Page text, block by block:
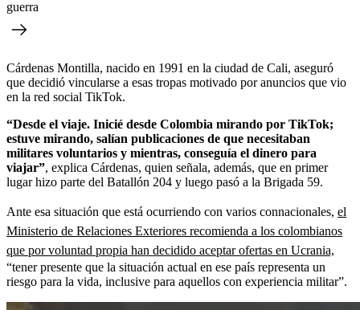
guerra
Cárdenas Montilla, nacido en 1991 en la ciudad de Cali, aseguró
que decidió vincularse a esas tropas motivado por anuncios que vio
en la red social TikTok.
“Desde el viaje. Inicié desde Colombia mirando por TikTok;
estuve mirando, salían publicaciones de que necesitaban
militares voluntarios y mientras, conseguía el dinero para
viajar”, explica Cárdenas, quien señala, además, que en primer
lugar hizo parte del Batallón 204 y luego pasó a la Brigada 59.
Ante esa situación que está ocurriendo con varios connacionales, el
Ministerio de Relaciones Exteriores recomienda a los colombianos
que por voluntad propia han decidido aceptar ofertas en Ucrania,
“tener presente que la situación actual en ese país representa un
riesgo para la vida, inclusive para aquellos con experiencia militar”.